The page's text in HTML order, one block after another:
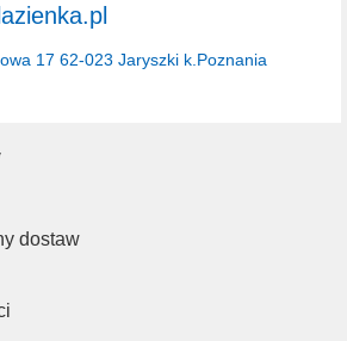
dostaw
17 62-023 Jaryszki k.Poznania